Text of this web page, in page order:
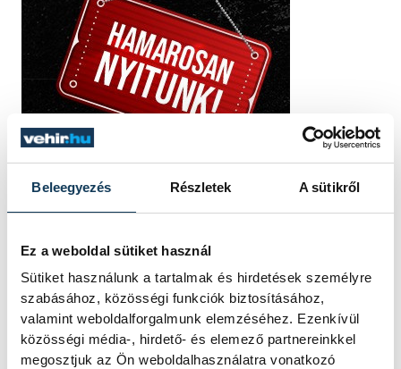
Beleegyezés Részletek A sütikről
Ez a weboldal sütiket használ
Sütiket használunk a tartalmak és hirdetések személyre
szabásához, közösségi funkciók biztosításához,
valamint weboldalforgalmunk elemzéséhez. Ezenkívül
közösségi média-, hirdető- és elemező partnereinkkel
megosztjuk az Ön weboldalhasználatra vonatkozó